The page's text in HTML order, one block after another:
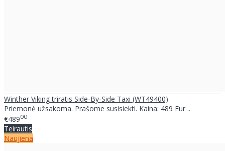
Winther Viking triratis Side-By-Side Taxi (WT49400)
Priemonė užsakoma. Prašome susisiekti. Kaina: 489 Eur ..
€48900
Teirautis
Naujiena